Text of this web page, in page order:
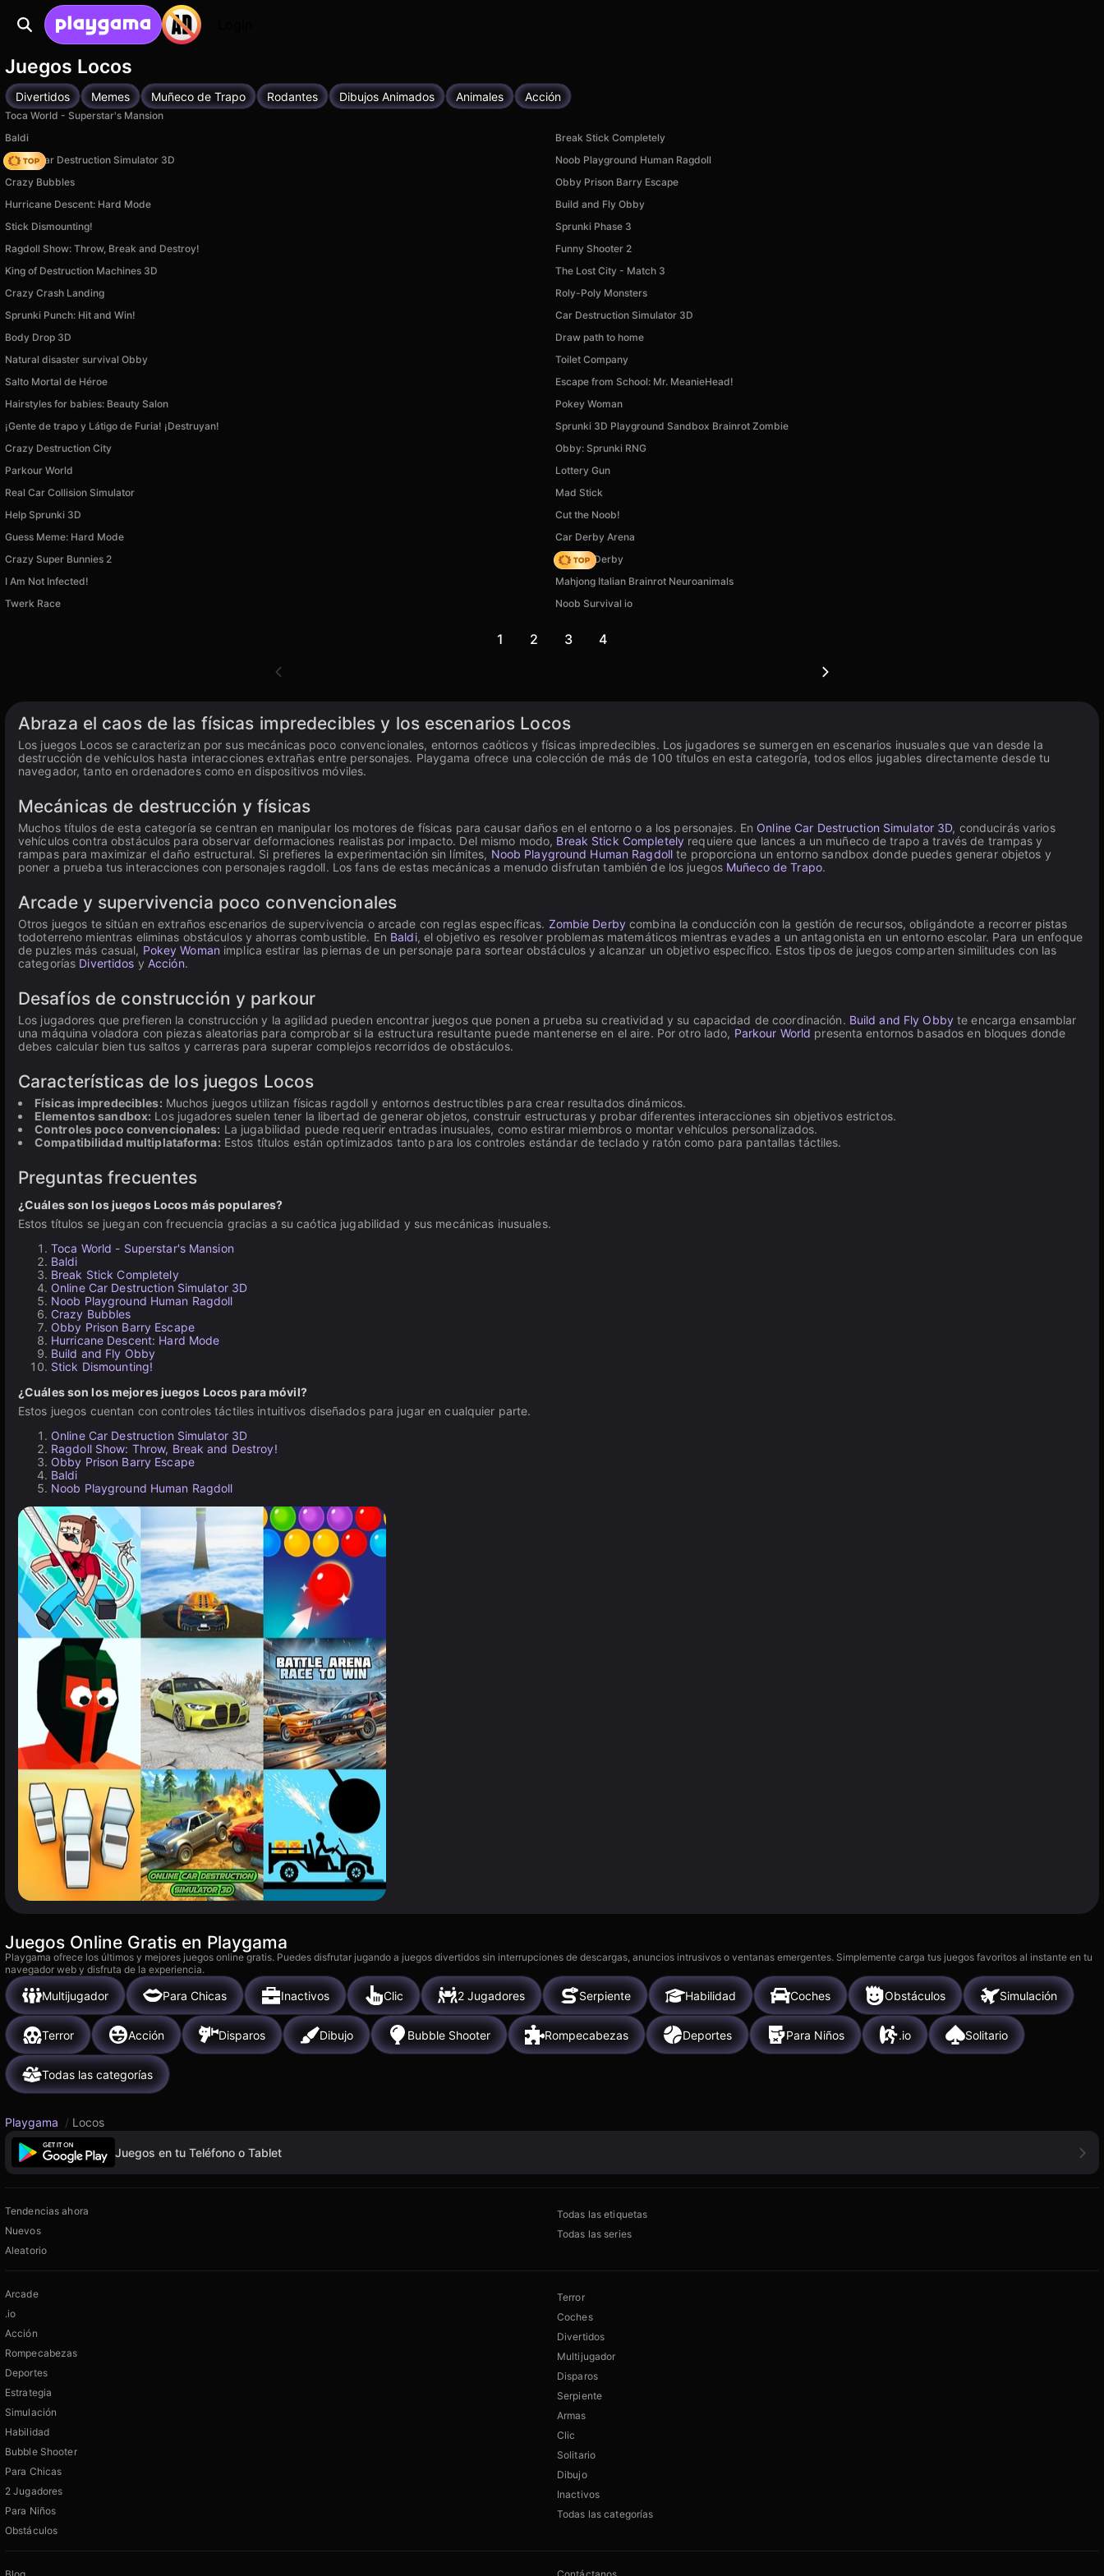
Juegos Locos
Divertidos Memes Muñeco de Trapo Rodantes Dibujos Animados Animales Acción
Toca World - Superstar's Mansion
Baldi
Break Stick Completely
Online Car Destruction Simulator 3D
Noob Playground Human Ragdoll
Crazy Bubbles
Obby Prison Barry Escape
Hurricane Descent: Hard Mode
Build and Fly Obby
Stick Dismounting!
Sprunki Phase 3
Ragdoll Show: Throw, Break and Destroy!
Funny Shooter 2
King of Destruction Machines 3D
The Lost City - Match 3
Crazy Crash Landing
Roly-Poly Monsters
Sprunki Punch: Hit and Win!
Car Destruction Simulator 3D
Body Drop 3D
Draw path to home
Natural disaster survival Obby
Toilet Company
Salto Mortal de Héroe
Escape from School: Mr. MeanieHead!
Hairstyles for babies: Beauty Salon
Pokey Woman
¡Gente de trapo y Látigo de Furia! ¡Destruyan!
Sprunki 3D Playground Sandbox Brainrot Zombie
Crazy Destruction City
Obby: Sprunki RNG
Parkour World
Lottery Gun
Real Car Collision Simulator
Mad Stick
Help Sprunki 3D
Cut the Noob!
Guess Meme: Hard Mode
Car Derby Arena
Crazy Super Bunnies 2
Zombie Derby
I Am Not Infected!
Mahjong Italian Brainrot Neuroanimals
Twerk Race
Noob Survival io
1 2 3 4
Abraza el caos de las físicas impredecibles y los escenarios Locos
Los juegos Locos se caracterizan por sus mecánicas poco convencionales, entornos caóticos y físicas impredecibles. Los jugadores se sumergen en escenarios inusuales que van desde la
destrucción de vehículos hasta interacciones extrañas entre personajes. Playgama ofrece una colección de más de 100 títulos en esta categoría, todos ellos jugables directamente desde tu
navegador, tanto en ordenadores como en dispositivos móviles.
Mecánicas de destrucción y físicas
Muchos títulos de esta categoría se centran en manipular los motores de físicas para causar daños en el entorno o a los personajes. En Online Car Destruction Simulator 3D, conducirás varios
vehículos contra obstáculos para observar deformaciones realistas por impacto. Del mismo modo, Break Stick Completely requiere que lances a un muñeco de trapo a través de trampas y
rampas para maximizar el daño estructural. Si prefieres la experimentación sin límites, Noob Playground Human Ragdoll te proporciona un entorno sandbox donde puedes generar objetos y
poner a prueba tus interacciones con personajes ragdoll. Los fans de estas mecánicas a menudo disfrutan también de los juegos Muñeco de Trapo.
Arcade y supervivencia poco convencionales
Otros juegos te sitúan en extraños escenarios de supervivencia o arcade con reglas específicas. Zombie Derbycombina la conducción con la gestión de recursos, obligándote a recorrer pistas
todoterreno mientras eliminas obstáculos y ahorras combustible. En Baldi, el objetivo es resolver problemas matemáticos mientras evades a un antagonista en un entorno escolar. Para un enfoque
de puzles más casual, Pokey Woman implica estirar las piernas de un personaje para sortear obstáculos y alcanzar un objetivo específico. Estos tipos de juegos comparten similitudes con las
categorías Divertidos y Acción.
Desafíos de construcción y parkour
Los jugadores que prefieren la construcción y la agilidad pueden encontrar juegos que ponen a prueba su creatividad y su capacidad de coordinación. Build and Fly Obbyte encarga ensamblar
una máquina voladora con piezas aleatorias para comprobar si la estructura resultante puede mantenerse en el aire. Por otro lado, Parkour World presenta entornos basados en bloques donde
debes calcular bien tus saltos y carreras para superar complejos recorridos de obstáculos.
Características de los juegos Locos
Físicas impredecibles: Muchos juegos utilizan físicas ragdoll y entornos destructibles para crear resultados dinámicos.
Elementos sandbox: Los jugadores suelen tener la libertad de generar objetos, construir estructuras y probar diferentes interacciones sin objetivos estrictos.
Controles poco convencionales: La jugabilidad puede requerir entradas inusuales, como estirar miembros o montar vehículos personalizados.
Compatibilidad multiplataforma: Estos títulos están optimizados tanto para los controles estándar de teclado y ratón como para pantallas táctiles.
Preguntas frecuentes
¿Cuáles son los juegos Locos más populares?
Estos títulos se juegan con frecuencia gracias a su caótica jugabilidad y sus mecánicas inusuales.
Toca World - Superstar's Mansion
Baldi
Break Stick Completely
Online Car Destruction Simulator 3D
Noob Playground Human Ragdoll
Crazy Bubbles
Obby Prison Barry Escape
Hurricane Descent: Hard Mode
Build and Fly Obby
Stick Dismounting!
¿Cuáles son los mejores juegos Locos para móvil?
Estos juegos cuentan con controles táctiles intuitivos diseñados para jugar en cualquier parte.
Online Car Destruction Simulator 3D
Ragdoll Show: Throw, Break and Destroy!
Obby Prison Barry Escape
Baldi
Noob Playground Human Ragdoll
Juegos Online Gratis en Playgama
Playgama ofrece los últimos y mejores juegos online gratis. Puedes disfrutar jugando a juegos divertidos sin interrupciones de descargas, anuncios intrusivos o ventanas emergentes. Simplemente carga tus juegos favoritos al instante en tu
navegador web y disfruta de la experiencia.
Multijugador Para Chicas Inactivos Clic 2 Jugadores Serpiente Habilidad Coches Obstáculos Simulación
Terror Acción Disparos Dibujo Bubble Shooter Rompecabezas Deportes Para Niños .io Solitario
Todas las categorías
Playgama / Locos
Juegos en tu Teléfono o Tablet
Tendencias ahora
Nuevos
Aleatorio
Todas las etiquetas
Todas las series
Arcade
.io
Acción
Rompecabezas
Deportes
Estrategia
Simulación
Habilidad
Bubble Shooter
Para Chicas
2 Jugadores
Para Niños
Obstáculos
Terror
Coches
Divertidos
Multijugador
Disparos
Serpiente
Armas
Clic
Solitario
Dibujo
Inactivos
Todas las categorías